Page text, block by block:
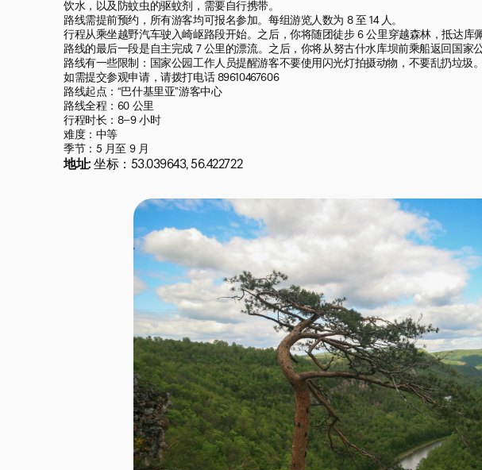
饮水，以及防蚊虫的驱蚊剂，需要自行携带。
路线需提前预约，所有游客均可报名参加。每组游览人数为 8 至 14 人。
行程从乘坐越野汽车驶入崎岖路段开始。之后，你将随团徒步 6 公里穿越森林，抵达库
路线的最后一段是自主完成 7 公里的漂流。之后，你将从努古什水库坝前乘船返回国家
路线有一些限制：国家公园工作人员提醒游客不要使用闪光灯拍摄动物，不要乱扔垃圾。
如需提交参观申请，请拨打电话 89610467606
路线起点：“巴什基里亚”游客中心
路线全程：60 公里
行程时长：8–9 小时
难度：中等
季节：5 月至 9 月
地址:坐标：53.039643, 56.422722